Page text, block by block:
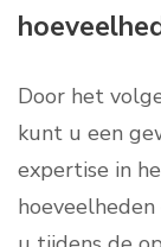
Door het
kunt u een
expertise in